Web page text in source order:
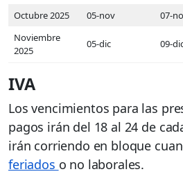
Octubre 2025 05-nov 07-
Noviembre
2025
05-dic 09-
IVA
Los vencimientos para las
pagos irán del 18 al 24 de
irán corriendo en bloque
feriados o no laborales.